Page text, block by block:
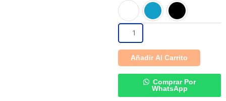
Soundcore
P31i
Bluetooth
con
Traducción
Añadir Al Carrito
Comprar Por
WhatsApp